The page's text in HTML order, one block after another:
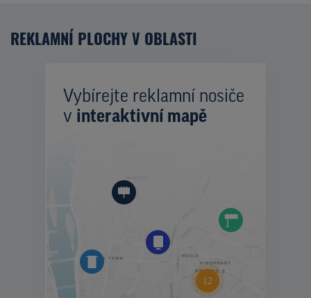
REKLAMNÍ PLOCHY V OBLASTI
Vybírejte reklamní nosiče
v interaktivní mapě